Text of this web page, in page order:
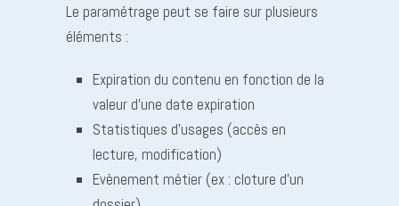
Le paramétrage peut se faire sur plusieurs
éléments :
Expiration du contenu en fonction de la
valeur d’une date expiration
Statistiques d’usages (accès en
lecture, modification)
Evènement métier (ex : cloture d’un